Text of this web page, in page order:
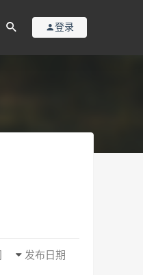
登录
发布日期